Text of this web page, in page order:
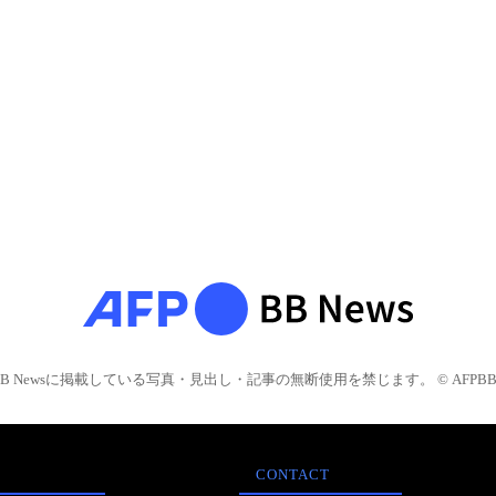
Newsに掲載している写真・見出し・記事の無断使用を禁じます。 © AFPBB
CONTACT